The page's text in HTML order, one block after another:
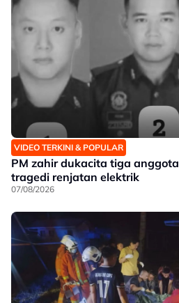
VIDEO TERKINI & POPULAR
PM zahir dukacita tiga
tragedi renjatan elektrik
07/08/2026